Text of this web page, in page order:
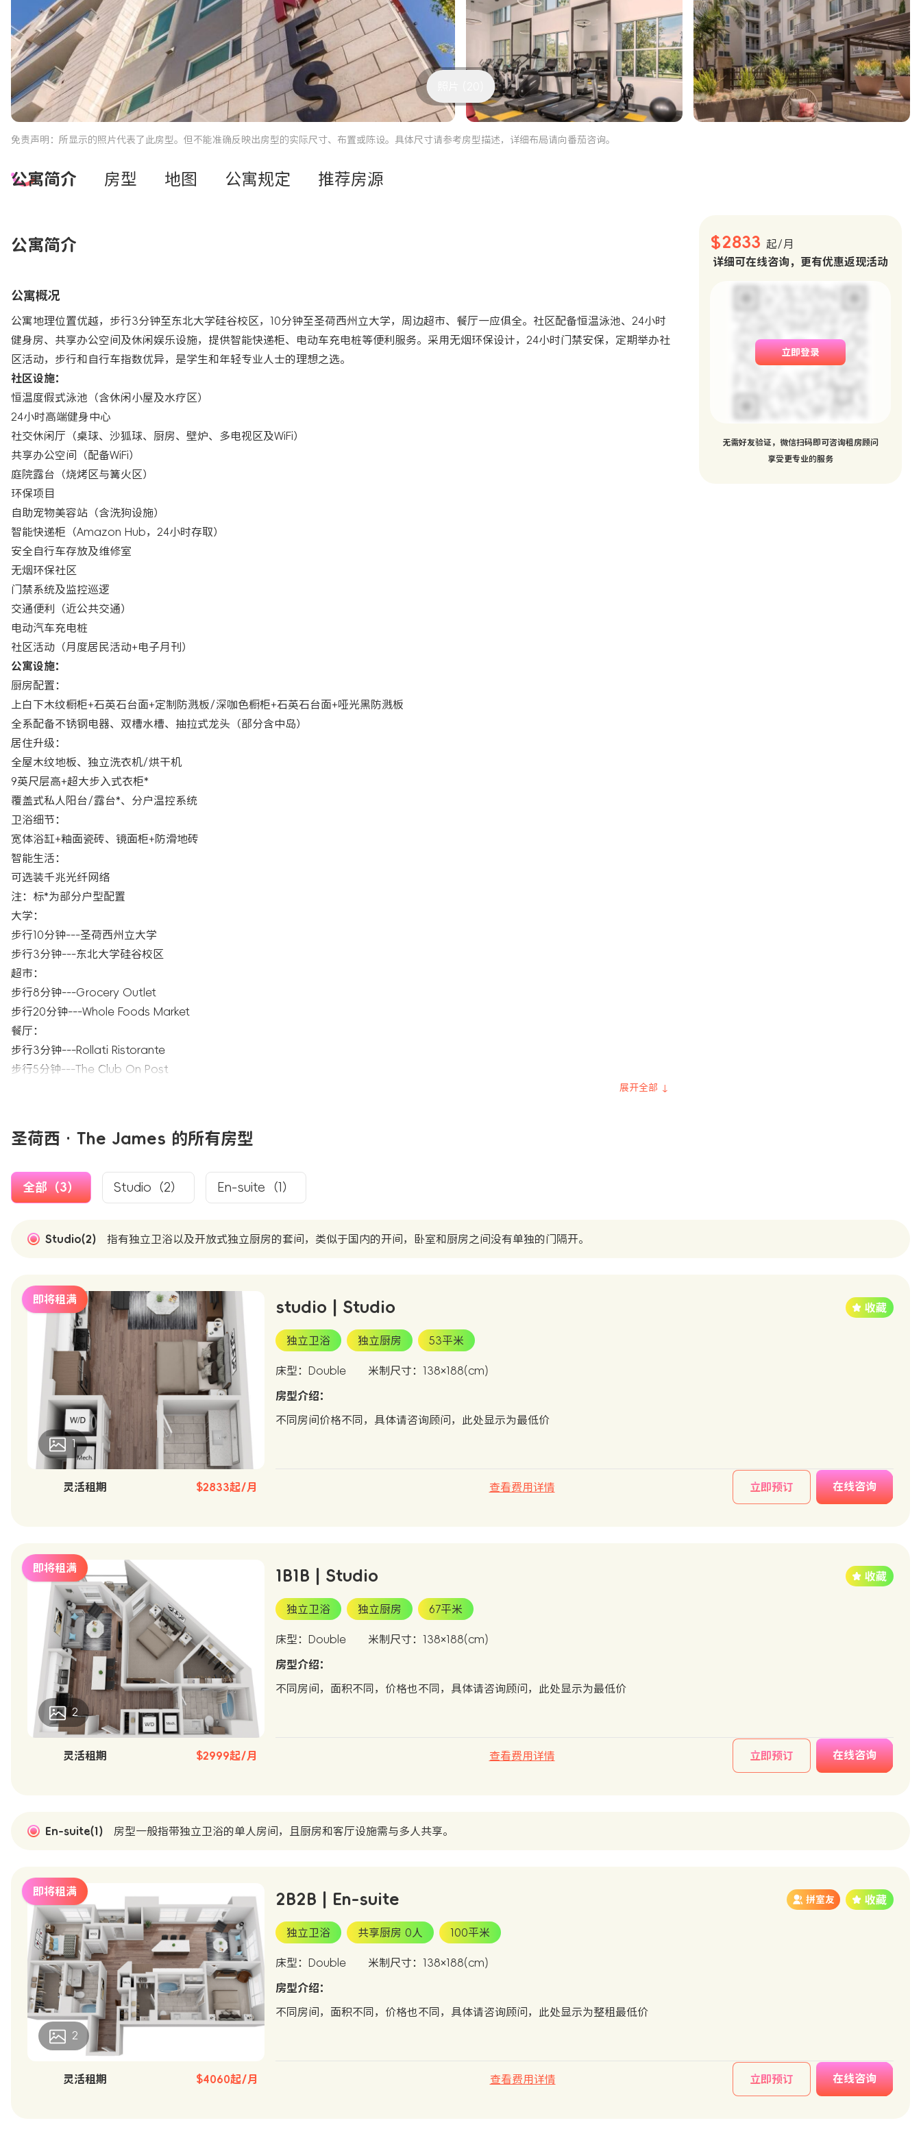
免责声明：所显示的照片代表了此房型。但不能准确反映出房型的实际尺寸、布置或陈设。具体尺寸请参考房型描述，详细布局请向番茄咨询。
公寓简介 房型 地图 公寓规定 推荐房源
公寓简介
公寓概况
公寓地理位置优越，步行3分钟至东北大学硅谷校区，10分钟至圣荷西州立大学，周边超市、餐厅一应俱全。社区配备恒温泳池、24小时
健身房、共享办公空间及休闲娱乐设施，提供智能快递柜、电动车充电桩等便利服务。采用无烟环保设计，24小时门禁安保，定期举办社
区活动，步行和自行车指数优异，是学生和年轻专业人士的理想之选。
社区设施：
恒温度假式泳池（含休闲小屋及水疗区）
24小时高端健身中心
社交休闲厅（桌球、沙狐球、厨房、壁炉、多电视区及WiFi）
共享办公空间（配备WiFi）
庭院露台（烧烤区与篝火区）
环保项目
自助宠物美容站（含洗狗设施）
智能快递柜（Amazon Hub，24小时存取）
安全自行车存放及维修室
无烟环保社区
门禁系统及监控巡逻
交通便利（近公共交通）
电动汽车充电桩
社区活动（月度居民活动+电子月刊）
公寓设施：
厨房配置：
上白下木纹橱柜+石英石台面+定制防溅板/深咖色橱柜+石英石台面+哑光黑防溅板
全系配备不锈钢电器、双槽水槽、抽拉式龙头（部分含中岛）
居住升级：
全屋木纹地板、独立洗衣机/烘干机
9英尺层高+超大步入式衣柜*
覆盖式私人阳台/露台*、分户温控系统
卫浴细节：
宽体浴缸+釉面瓷砖、镜面柜+防滑地砖
智能生活：
可选装千兆光纤网络
注：标*为部分户型配置
大学：
步行10分钟---圣荷西州立大学
步行3分钟---东北大学硅谷校区
超市：
步行8分钟---Grocery Outlet
步行20分钟---Whole Foods Market
餐厅：
步行3分钟---Rollati Ristorante
步行5分钟---The Club On Post
展开全部 ↓
$2833
起/月
详细可在线咨询，更有优惠返现活动
立即登录
无需好友验证，微信扫码即可咨询租房顾问
享受更专业的服务
圣荷西 · The James 的所有房型
全部（3） Studio（2） En-suite（1）
Studio(2) 指有独立卫浴以及开放式独立厨房的套间，类似于国内的开间，卧室和厨房之间没有单独的门隔开。
即将租满
1
studio | Studio
独立卫浴 独立厨房 53平米
床型：Double 米制尺寸：138×188(cm)
房型介绍：
不同房间价格不同，具体请咨询顾问，此处显示为最低价
灵活租期 $2833起/月 查看费用详情 立即预订 在线咨询
即将租满
2
1B1B | Studio
独立卫浴 独立厨房 67平米
床型：Double 米制尺寸：138×188(cm)
房型介绍：
不同房间，面积不同，价格也不同，具体请咨询顾问，此处显示为最低价
灵活租期 $2999起/月 查看费用详情 立即预订 在线咨询
En-suite(1) 房型一般指带独立卫浴的单人房间，且厨房和客厅设施需与多人共享。
即将租满
2
2B2B | En-suite 拼室友
独立卫浴 共享厨房 0人 100平米
床型：Double 米制尺寸：138×188(cm)
房型介绍：
不同房间，面积不同，价格也不同，具体请咨询顾问，此处显示为整租最低价
灵活租期 $4060起/月 查看费用详情 立即预订 在线咨询